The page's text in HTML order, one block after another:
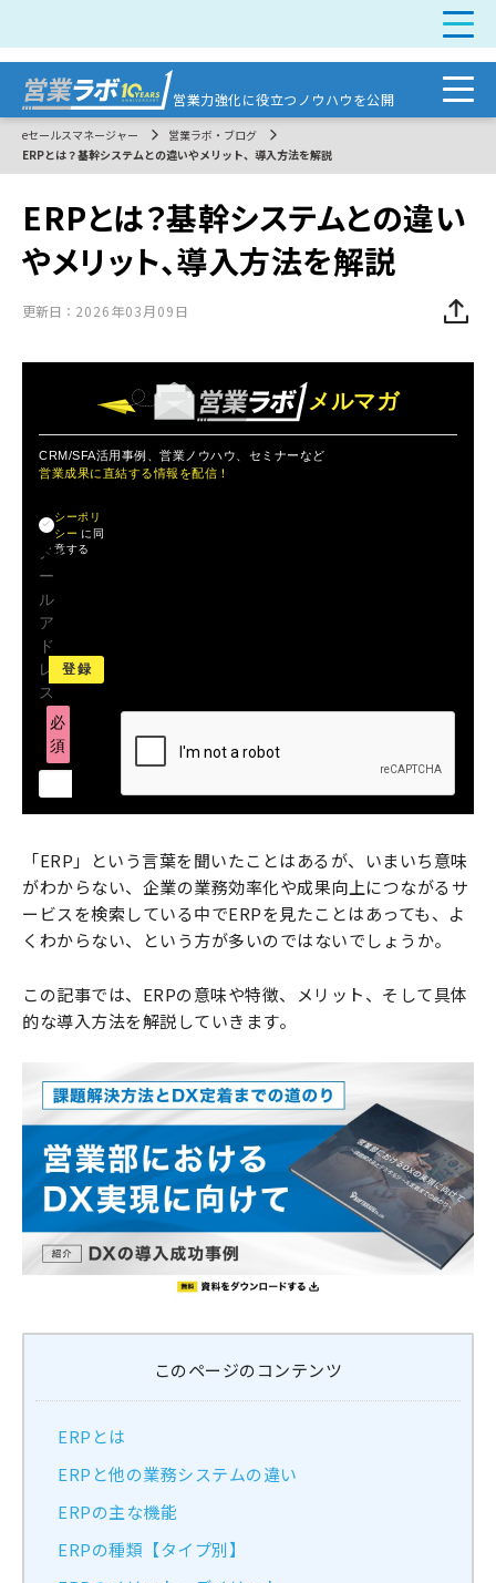
営業力強化に役立つノウハウを公開
eセールスマネージャー
営業ラボ・ブログ
ERPとは？基幹システムとの違いやメリット、導入方法を解説
ERPとは？基幹システムとの違い
やメリット、導入方法を解説
更新日： 2026年03月09日
メルマガ
CRM/SFA活用事例、営業ノウハウ、セミナーなど
営業成果に直結する情報を配信！
メ
ー
ル
ア
ド
レ
ス
必
須
シーポリ
シー に同
意する
「ERP」という言葉を聞いたことはあるが、いまいち意味
がわからない、企業の業務効率化や成果向上につながるサ
ービスを検索している中でERPを見たことはあっても、よ
くわからない、という方が多いのではないでしょうか。
この記事では、ERPの意味や特徴、メリット、そして具体
的な導入方法を解説していきます。
このページのコンテンツ
ERPとは
ERPと他の業務システムの違い
ERPの主な機能
ERPの種類【タイプ別】